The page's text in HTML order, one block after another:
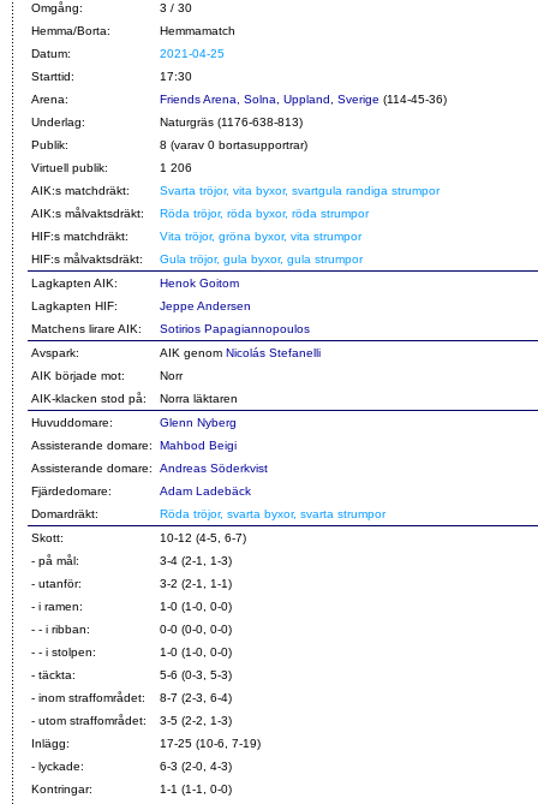
Omgång:
3 / 30
Hemma/Borta:
Hemmamatch
Datum:
2021-04-25
Starttid:
17:30
Arena:
Friends Arena, Solna, Uppland, Sverige (114-45-36)
Underlag:
Naturgräs (1176-638-813)
Publik:
8 (varav 0 bortasupportrar)
Virtuell publik:
1 206
AIK:s matchdräkt:
Svarta tröjor, vita byxor, svartgula randiga strumpor
AIK:s målvaktsdräkt:
Röda tröjor, röda byxor, röda strumpor
HIF:s matchdräkt:
Vita tröjor, gröna byxor, vita strumpor
HIF:s målvaktsdräkt:
Gula tröjor, gula byxor, gula strumpor
Lagkapten AIK:
Henok Goitom
Lagkapten HIF:
Jeppe Andersen
Matchens lirare AIK:
Sotirios Papagiannopoulos
Avspark:
AIK genom Nicolás Stefanelli
AIK började mot:
Norr
AIK-klacken stod på:
Norra läktaren
Huvuddomare:
Glenn Nyberg
Assisterande domare:
Mahbod Beigi
Assisterande domare:
Andreas Söderkvist
Fjärdedomare:
Adam Ladebäck
Domardräkt:
Röda tröjor, svarta byxor, svarta strumpor
Skott:
10-12 (4-5, 6-7)
- på mål:
3-4 (2-1, 1-3)
- utanför:
3-2 (2-1, 1-1)
- i ramen:
1-0 (1-0, 0-0)
- - i ribban:
0-0 (0-0, 0-0)
- - i stolpen:
1-0 (1-0, 0-0)
- täckta:
5-6 (0-3, 5-3)
- inom straffområdet:
8-7 (2-3, 6-4)
- utom straffområdet:
3-5 (2-2, 1-3)
Inlägg:
17-25 (10-6, 7-19)
- lyckade:
6-3 (2-0, 4-3)
Kontringar:
1-1 (1-1, 0-0)